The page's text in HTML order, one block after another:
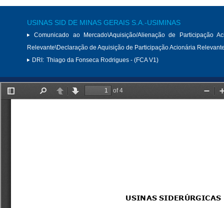
USINAS SID DE MINAS GERAIS S.A.-USIMINAS
Comunicado ao Mercado\Aquisição/Alienação de Participação
Relevante\Declaração de Aquisição de Participação Acionária
DRI: Thiago da Fonseca Rodrigues - (FCA V1)